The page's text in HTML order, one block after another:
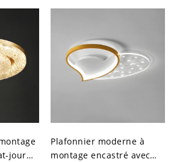
espace résidentiel - 110 V-
jour
Plafonnier moderne à
montage encastré avec